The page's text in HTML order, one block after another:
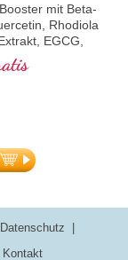
mit Beta-
Rhodiola
EGCG,
D3, Vitamin
zu einer
Datenschutz
Kontakt